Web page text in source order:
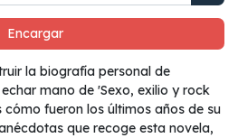
Encargar
la biografía personal de
mano de 'Sexo, exilio y rock
fueron los últimos años de su
que recoge esta novela,